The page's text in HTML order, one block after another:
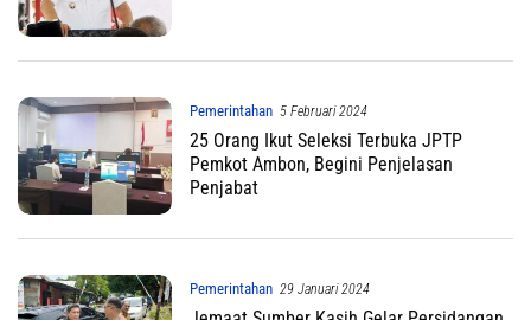
Pemerintahan 5 Februari 2024
25 Orang Ikut Seleksi Terbuka JPTP
Pemkot Ambon, Begini Penjelasan
Penjabat
Pemerintahan 29 Januari 2024